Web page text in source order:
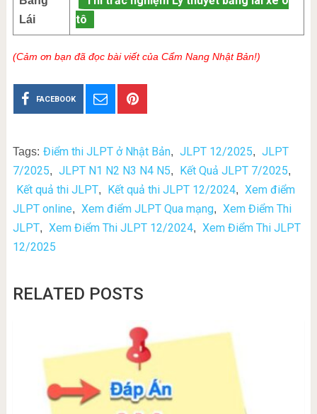
Lái
tô
(Cảm ơn bạn đã đọc bài viết của Cẩm Nang Nhật Bản!)
FACEBOOK
Tags: Điểm thi JLPT ở Nhật Bản, JLPT 12/2025, JLPT
7/2025, JLPT N1 N2 N3 N4 N5, Kết Quả JLPT 7/2025,
Kết quả thi JLPT, Kết quả thi JLPT 12/2024, Xem điểm
JLPT online, Xem điểm JLPT Qua mạng, Xem Điểm Thi
JLPT, Xem Điểm Thi JLPT 12/2024, Xem Điểm Thi JLPT
12/2025
RELATED POSTS